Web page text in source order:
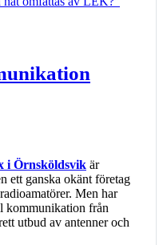
i Örnsköldsvik är
ett ganska okänt företag
Men har
kommunikation från
utbud av antenner och